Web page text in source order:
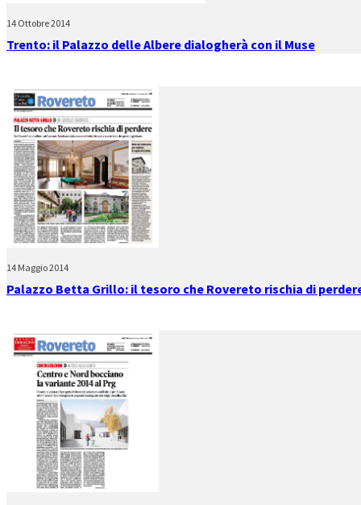
14 Ottobre 2014
Trento: il Palazzo delle Albere dialogherà con il Muse
14 Maggio 2014
Palazzo Betta Grillo: il tesoro che Rovereto rischia di